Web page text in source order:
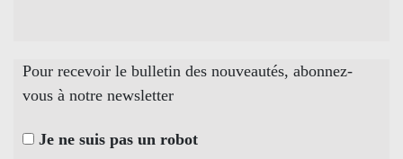
Pour recevoir le bulletin des nouveautés, abonnez-
vous à notre newsletter
Je ne suis pas un robot